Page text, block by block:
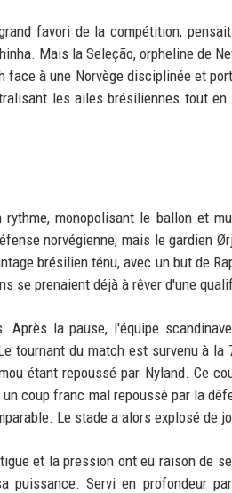
favori de la compétition,
Mais la Seleção, orpheline de
face à une Norvège disciplinée et
les ailes brésiliennes tout
monopolisant le ballon et
norvégienne, mais le gardien
brésilien ténu, avec un but de
se prenaient déjà à rêver d'une
la pause, l'équipe
tournant du match est survenu à
étant repoussé par Nyland. Ce
coup franc mal repoussé par la
Le stade a alors explosé de
et la pression ont eu raison de
puissance. Servi en profondeur